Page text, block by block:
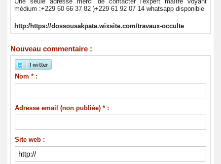
médium :+229 60 66 37 82 )+229 61 92 07 14 whatsapp disponible
http:/https://dossousakpata.wixsite.com/travaux-occulte
Nouveau commentaire :
Nom * :
Adresse email (non publiée) * :
Site web :